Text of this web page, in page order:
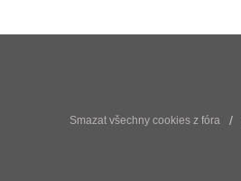
Smazat všechny cookies z fóra